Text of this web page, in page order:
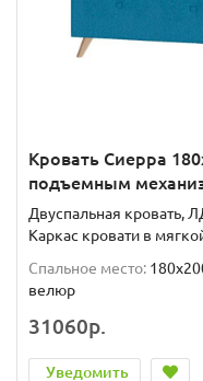
Кровать Сиерра
подъемным
Двуспальная кровать,
Каркас кровати в
Спальное место:
велюр
31060р.
Уведомить